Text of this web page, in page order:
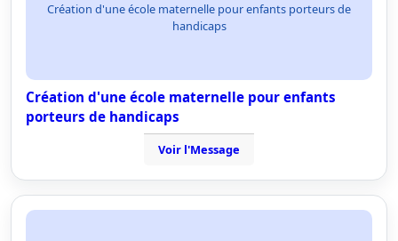
Création d'une école maternelle pour enfants porteurs de
handicaps
Création d'une école maternelle pour enfants
porteurs de handicaps
Voir l'Message